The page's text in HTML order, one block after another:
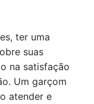
ter uma
suas
na satisfação
Um garçom
atender e